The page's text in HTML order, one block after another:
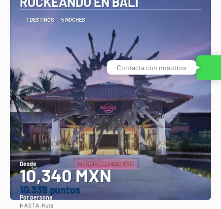
1 DESTINOS 5 NOCHES
Desde
10,340 MXN
10.339 puntos
Por persona
HASTA: Kuta
Contacta con nosotros